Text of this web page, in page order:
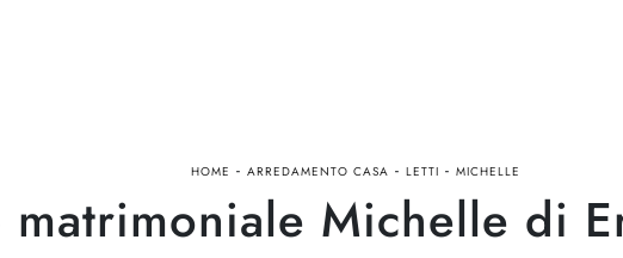
HOME - ARREDAMENTO CASA - LETTI - MICHELLE
matrimoniale Michelle di